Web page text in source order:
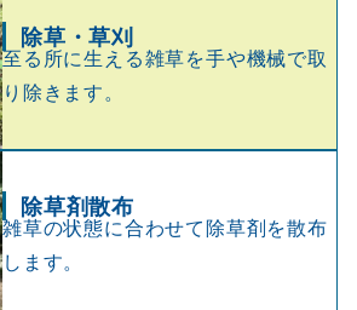
除草 ・草刈
至る所に生える雑草を手や機械で取
り除きます。
除草剤散布
雑草の状態に合わせて除草剤を散布
します。